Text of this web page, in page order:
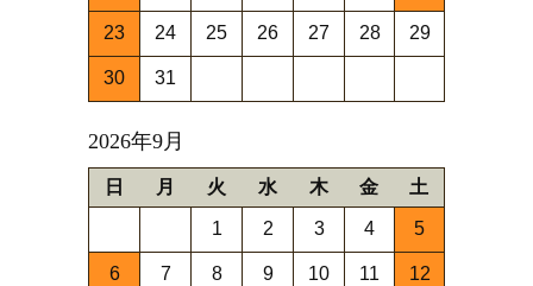
23 24 25 26 27 28 29
30 31
2026年9月
日 月 火 水 木 金 土
1 2 3 4 5
6 7 8 9 10 11 12